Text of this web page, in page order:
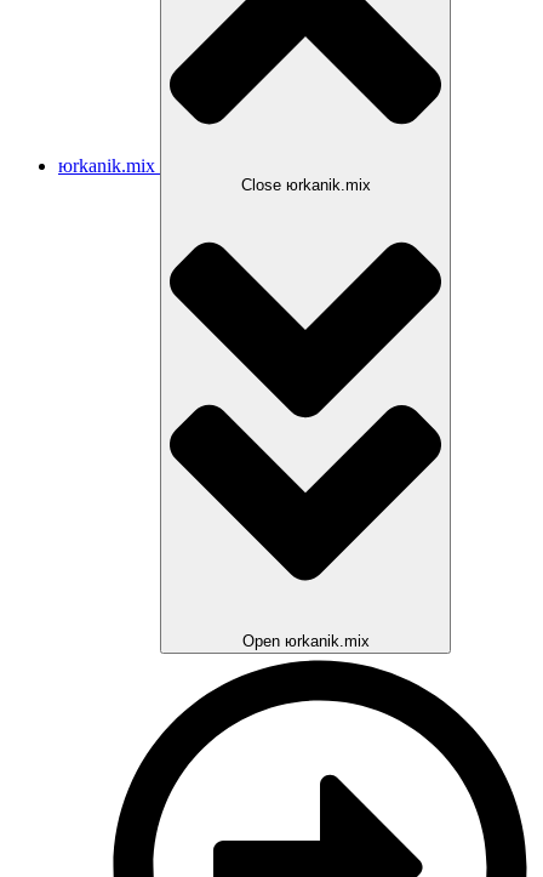
юrkanik.mix
Close юrkanik.mix
Open юrkanik.mix